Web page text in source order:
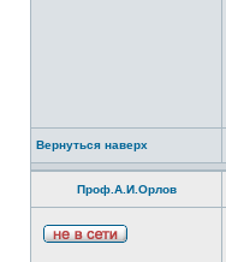
Вернуться наверх
Проф.А.И.Орлов